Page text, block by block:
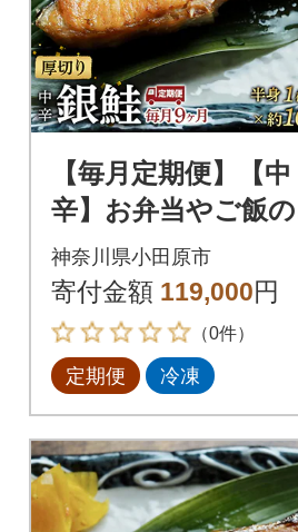
【毎月定期便】【中
辛】お弁当やご飯の
お供に!厚切り銀鮭 半
身1枚(約10枚)全9回
神奈川県小田原市
寄付金額 119,000円
（0件）
定期便 冷凍